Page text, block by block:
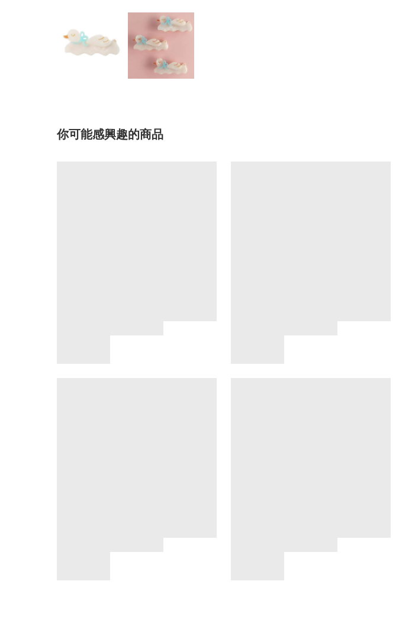
你可能感興趣的商品